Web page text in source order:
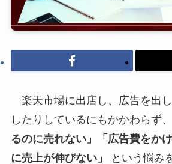
楽天市場に出店し、広告を出
したりしているにもかかわらず、
るのに売れない」「広告費をか
に売上が伸びない」
という悩み